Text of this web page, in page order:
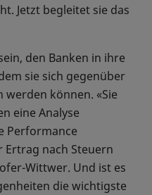
Jetzt begleitet sie das
den Banken in ihre
sie sich gegenüber
können. «Sie
eine Analyse
Performance
nach Steuern
Wittwer. Und ist es
die wichtigste